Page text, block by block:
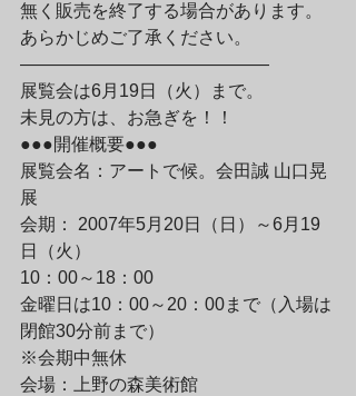
無く販売を終了する場合があります。
あらかじめご了承ください。
——————————————
展覧会は6月19日（火）まで。
未見の方は、お急ぎを！！
●●●開催概要●●●
展覧会名：アートで候。会田誠 山口晃
展
会期： 2007年5月20日（日）～6月19
日（火）
10：00～18：00
金曜日は10：00～20：00まで（入場は
閉館30分前まで）
※会期中無休
会場：上野の森美術館